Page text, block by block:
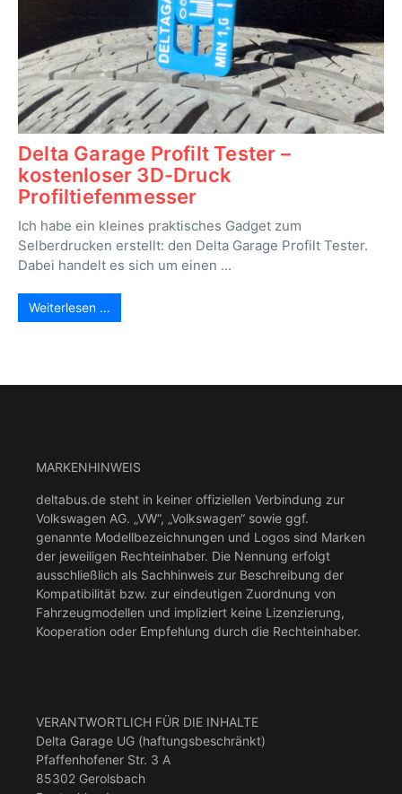
Delta Garage Profilt Tester –
kostenloser 3D-Druck
Profiltiefenmesser
Ich habe ein kleines praktisches Gadget zum
Selberdrucken erstellt: den Delta Garage Profilt Tester.
Dabei handelt es sich um einen ...
Weiterlesen …
MARKENHINWEIS
deltabus.de steht in keiner offiziellen Verbindung zur
Volkswagen AG. „VW“, „Volkswagen“ sowie ggf.
genannte Modellbezeichnungen und Logos sind Marken
der jeweiligen Rechteinhaber. Die Nennung erfolgt
ausschließlich als Sachhinweis zur Beschreibung der
Kompatibilität bzw. zur eindeutigen Zuordnung von
Fahrzeugmodellen und impliziert keine Lizenzierung,
Kooperation oder Empfehlung durch die Rechteinhaber.
VERANTWORTLICH FÜR DIE INHALTE
Delta Garage UG (haftungsbeschränkt)
Pfaffenhofener Str. 3 A
85302 Gerolsbach